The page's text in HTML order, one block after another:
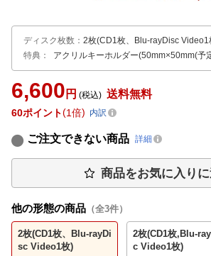
ディスク枚数 ： 2枚(CD1枚、Blu-rayDisc Video1
特典：
アクリルキーホルダー(50mm×50mm(予
6,600 円 (税込) 送料無料
60ポイント 1倍 内訳
ご注文できない商品 詳細
商品をお気に入り
他の形態の商品 （全3件）
2枚(CD1枚、Blu-rayDi
sc Video1枚)
2枚(CD1枚,Blu-
c Video1枚)